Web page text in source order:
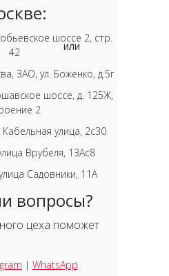
шоссе 2, стр.
42
ЗАО, ул. Боженко, д.5г
шоссе, д. 125Ж,
2
улица, 2с30
Врубеля, 13Ас8
Садовники, 11А
вопросы?
цеха поможет
| WhatsApp
или